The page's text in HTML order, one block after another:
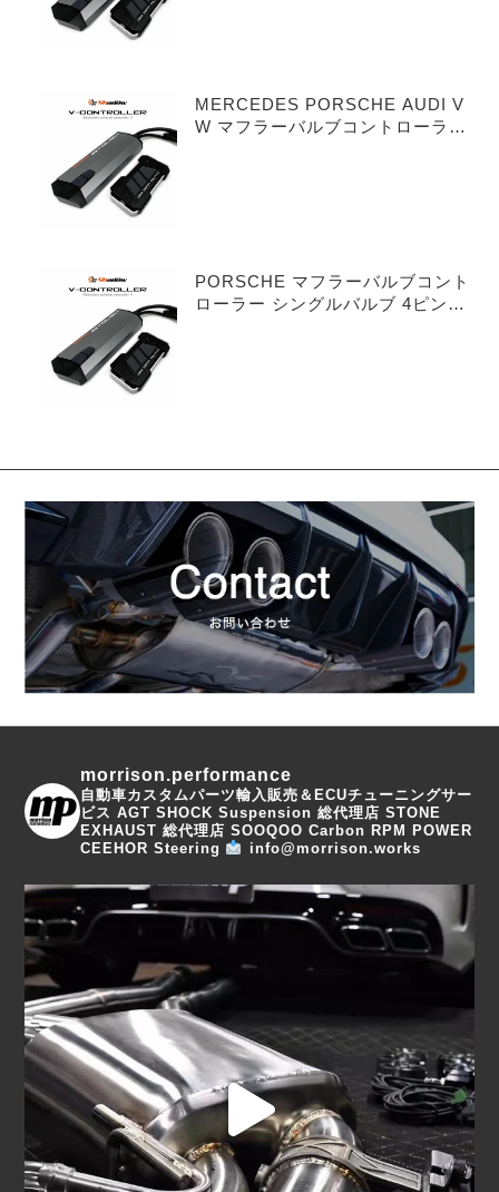
MERCEDES PORSCHE AUDI V
W マフラーバルブコントローラー
PORSCHE マフラーバルブコント
ローラー シングルバルブ 4ピンタ
morrison.performance
自動車カスタムパーツ輸入販売＆ECUチューニングサー
ビス AGT SHOCK Suspension 総代理店 STONE
EXHAUST 総代理店 SOOQOO Carbon RPM POWER
CEEHOR Steering
info@morrison.works